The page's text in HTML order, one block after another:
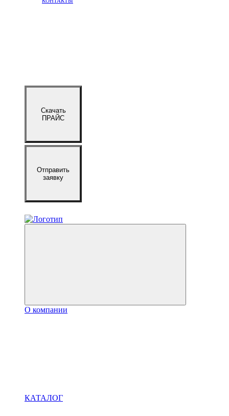
Скачать
ПРАЙС
Отправить
заявку
О компании
КАТАЛОГ